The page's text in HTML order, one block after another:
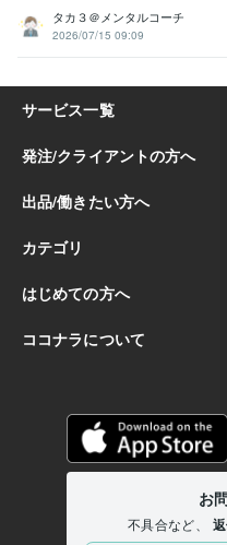
タカ３＠メンタルコーチ
2026/07/15 09:09